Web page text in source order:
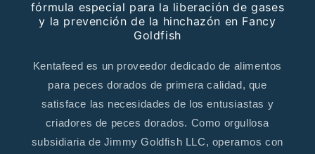
fórmula especial para la liberación de gases
y la prevención de la hinchazón en Fancy
Goldfish
Kentafeed es un proveedor dedicado de alimentos
para peces dorados de primera calidad, que
satisface las necesidades de los entusiastas y
criadores de peces dorados. Como orgullosa
subsidiaria de Jimmy Goldfish LLC, operamos con